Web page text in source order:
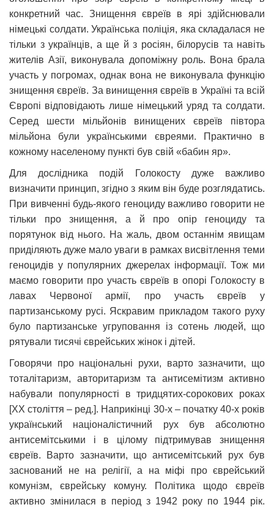
конкретний час. Знищення євреїв в ярі здійснювали
німецькі солдати. Українська поліція, яка складалася не
тільки з українців, а ще й з росіян, білорусів та навіть
жителів Азії, виконувала допоміжну роль. Вона брала
участь у погромах, однак вона не виконувала функцію
знищення євреїв. За винищення євреїв в Україні та всій
Європі відповідають лише німецький уряд та солдати.
Серед шести мільйонів винищених євреїв півтора
мільйона були українськими євреями. Практично в
кожному населеному пункті був свій «бабин яр».
Для дослідника подій Голокосту дуже важливо
визначити принцип, згідно з яким він буде розглядатись.
При вивченні будь-якого геноциду важливо говорити не
тільки про знищення, а й про опір геноциду та
порятунок від нього. На жаль, двом останнім явищам
приділяють дуже мало уваги в рамках висвітлення теми
геноцидів у популярних джерелах інформації. Тож ми
маємо говорити про участь євреїв в опорі Голокосту в
лавах Червоної армії, про участь євреїв у
партизанському русі. Яскравим прикладом такого руху
було партизанське угруповання із сотень людей, що
рятували тисячі єврейських жінок і дітей.
Говорячи про національні рухи, варто зазначити, що
тоталітаризм, авторитаризм та антисемітизм активно
набували популярності в тридцятих-сорокових роках
[XX століття – ред.]. Наприкінці 30-х – початку 40-х років
український націоналістичний рух був абсолютно
антисемітськими і в цілому підтримував знищення
євреїв. Варто зазначити, що антисемітський рух був
заснований не на релігії, а на міфі про єврейський
комунізм, єврейську комуну. Політика щодо євреїв
активно змінилася в період з 1942 року по 1944 рік.